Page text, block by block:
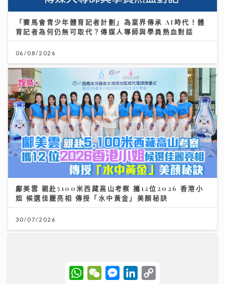
「賽馬會青少年體育記者計劃」為業界傳承 AI時代！體
育記者為何仍無可取代？傳媒人導師與學員熱血對話
06/08/2026
鄺美雲 親赴5100米西藏高山考察 攜12位2026 香港小
姐 候選佳麗亮相 傳授「水中黃金」美顏秘訣
30/07/2026
W
h
W
e
M
e
L